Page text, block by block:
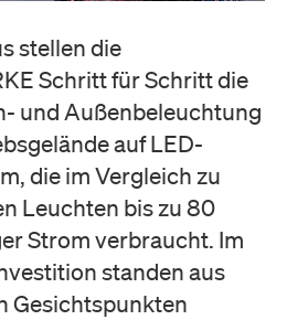
stellen die
Schritt für Schritt die
und Außenbeleuchtung
auf LED-
die im Vergleich zu
Leuchten bis zu 80
Strom verbraucht. Im
standen aus
Gesichtspunkten